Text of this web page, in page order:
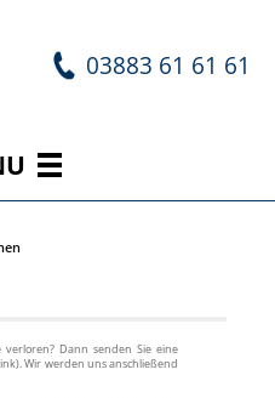
03883 61 61 61
Dann senden Sie eine
Wir werden uns anschließend